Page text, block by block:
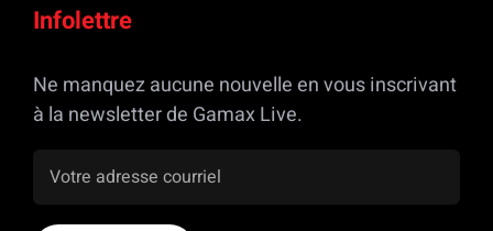
Infolettre
Ne manquez aucune nouvelle en vous inscrivant
à la newsletter de Gamax Live.